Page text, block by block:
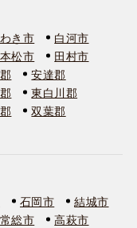
き市
白河市
松市
田村市
安達郡
東白川郡
双葉郡
石岡市
結城市
常総市
高萩市